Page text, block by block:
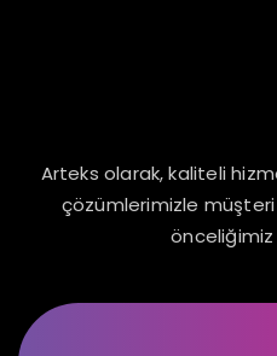
Arteks olarak, kaliteli
çözümlerimizle
önceliğimiz